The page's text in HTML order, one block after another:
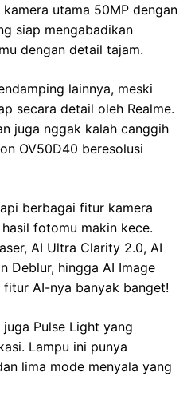
utama 50MP dengan
siap mengabadikan
dengan detail tajam.
lainnya, meski
secara detail oleh Realme.
juga nggak kalah canggih
OV50D40 beresolusi
berbagai fitur kamera
fotomu makin kece.
AI Ultra Clarity 2.0, AI
Deblur, hingga AI Image
AI-nya banyak banget!
Pulse Light yang
Lampu ini punya
lima mode menyala yang